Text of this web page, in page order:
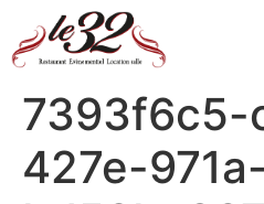
7393f6c5-
427e-971a-